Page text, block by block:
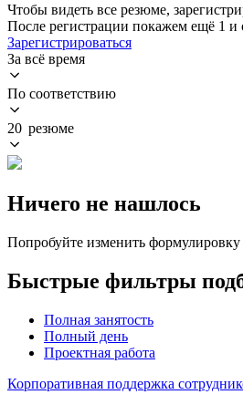
Чтобы видеть все резюме,
После регистрации покажем ещё 1 и
Зарегистрироваться
За всё время
По соответствию
20 резюме
Ничего не нашлось
Попробуйте изменить
Быстрые фильтры
Полная занятость
Полный день
Проектная работа
Корпоративная поддержка